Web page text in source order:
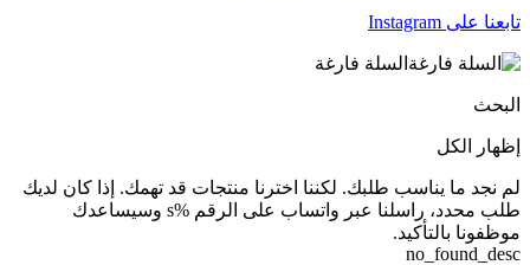
تابعنا على Instagram
السلة فارغة
البحث
إظهار الكل
لم نجد ما يناسب طلبك. لكننا اخترنا منتجات قد تهمك. إذا كان لديك
طلب محدد، راسلنا عبر واتساب على الرقم %s وسيساعدك
موظفونا بالتأكيد.
no_found_desc